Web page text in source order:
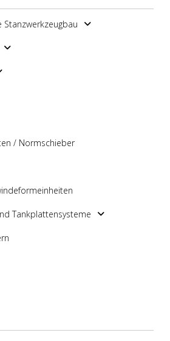
Stanzwerkzeugbau
/ Normschieber
Tankplattensysteme